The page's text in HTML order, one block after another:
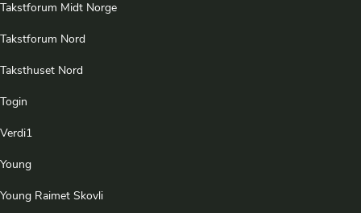
Takstforum Midt Norge
Takstforum Nord
Taksthuset Nord
Togin
Verdi1
Young
Young Raimet Skovli